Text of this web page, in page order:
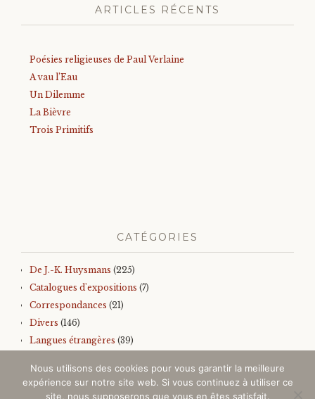
ARTICLES RÉCENTS
Poésies religieuses de Paul Verlaine
A vau l’Eau
Un Dilemme
La Bièvre
Trois Primitifs
CATÉGORIES
De J.-K. Huysmans (225)
Catalogues d'expositions (7)
Correspondances (21)
Divers (146)
Langues étrangères (39)
Sur J.-K. Huysmans (157)
Autres (99)
Nous utilisons des cookies pour vous garantir la meilleure
expérience sur notre site web. Si vous continuez à utiliser ce
site, nous supposerons que vous en êtes satisfait.